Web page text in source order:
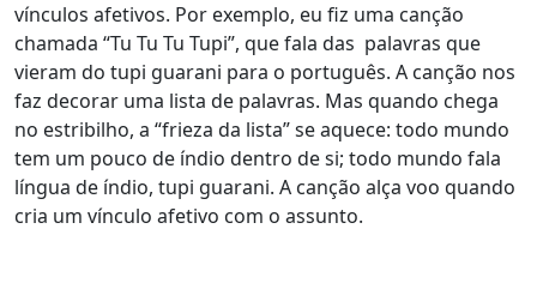
vínculos afetivos. Por exemplo, eu fiz uma canção
chamada “Tu Tu Tu Tupi”, que fala das palavras que
vieram do tupi guarani para o português. A canção nos
faz decorar uma lista de palavras. Mas quando chega
no estribilho, a “frieza da lista” se aquece: todo mundo
tem um pouco de índio dentro de si; todo mundo fala
língua de índio, tupi guarani. A canção alça voo quando
cria um vínculo afetivo com o assunto.